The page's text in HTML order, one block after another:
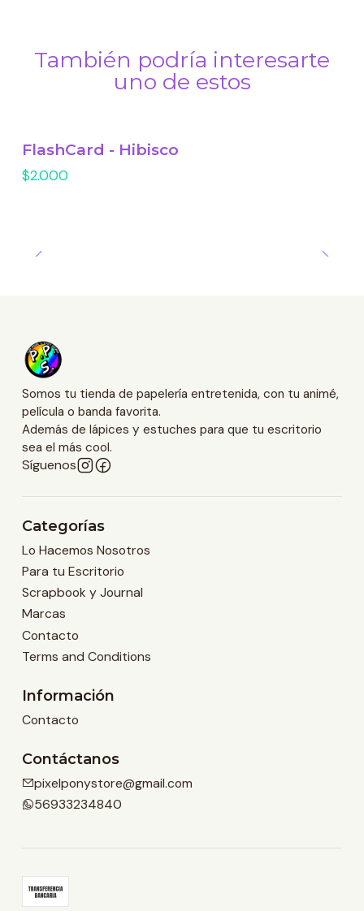
También podría interesarte
uno de estos
FlashCard - Hibisco
$2.000
Somos tu tienda de papelería entretenida, con tu animé,
película o banda favorita.
Además de lápices y estuches para que tu escritorio
sea el más cool.
Síguenos
Categorías
Lo Hacemos Nosotros
Para tu Escritorio
Scrapbook y Journal
Marcas
Contacto
Terms and Conditions
Información
Contacto
Contáctanos
pixelponystore@gmail.com
56933234840